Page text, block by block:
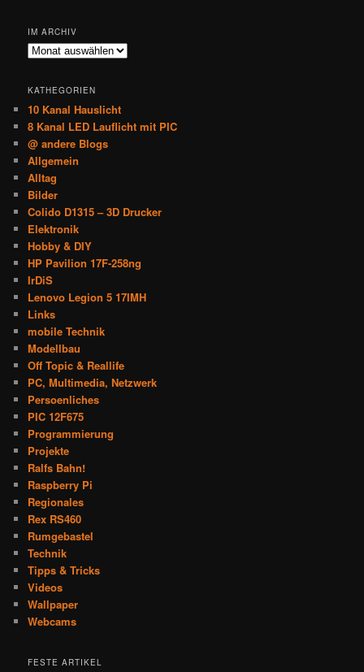
IM ARCHIV
Im
KATHEGORIEN
10 Kanal Hauslicht
8 Kanal LED Lauflicht mit PIC
@ andere Blogs
Allgemein
Alltag
Bilder
Colido D1315 – 3D Drucker
Elektronik
Hobby & DIY
HP Pavilion 17F-258ng
IrDiS
Lenovo Legion 5 17IMH
Links
mobile Technik
Modellbau
Off Topic & Reallife
PC, Multimedia, Netzwerk
Persoenliches
PIC 12F675
Programmierung
Projekte
Ralfs Bahn!
Raspberry Pi
Regionales
Rex RS460
Rumgebastel
Technik
Tipps & Tricks
Videos
Wallpaper
Webcams
FESTE ARTIKEL